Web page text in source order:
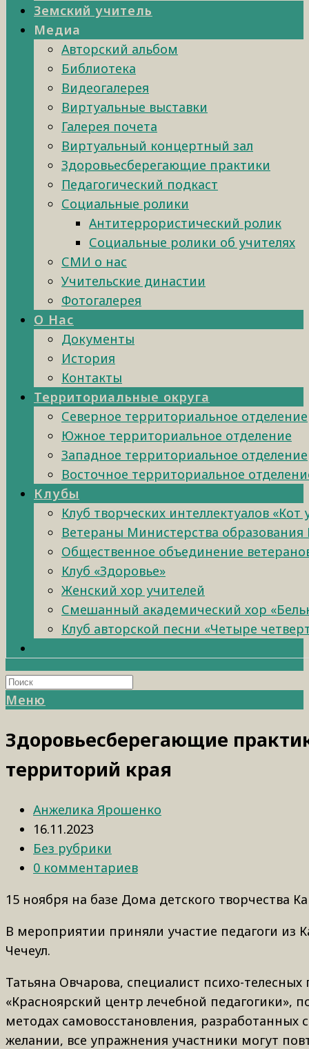
Земский учитель
Медиа
Авторский альбом
Библиотека
Видеогалерея
Виртуальные выставки
Галерея почета
Виртуальный концертный зал
Здоровьесберегающие практики
Педагогический подкаст
Социальные ролики
Антитеррористический ролик
Социальные ролики об учителях
СМИ о нас
Учительские династии
Фотогалерея
О Нас
Документы
История
Контакты
Территориальные округа
Северное территориальное отделение
Южное территориальное отделение
Западное территориальное отделение
Восточное территориальное
Клубы
Клуб творческих интеллектуалов «Кот
Ветераны Министерства образования
Общественное объединение
Клуб «Здоровье»
Женский хор учителей
Смешанный академический хор
Клуб авторской песни «Четыре
Меню
Здоровьесберегающие
территорий края
Анжелика Ярошенко
16.11.2023
Без рубрики
0 комментариев
15 ноября на базе Дома детского творчества
В мероприятии приняли участие педагоги из
Чечеул.
Татьяна Овчарова, специалист психо-
«Красноярский центр лечебной педагогики»,
методах самовосстановления,
желании, все упражнения участники могут